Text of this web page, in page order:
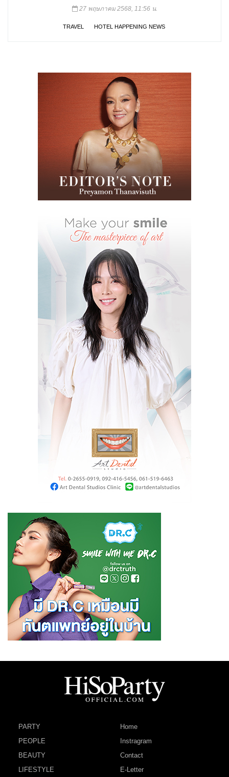
27 พฤษภาคม 2568, 11:56 น.
TRAVEL HOTEL HAPPENING NEWS
PARTY
PEOPLE
BEAUTY
LIFESTYLE
Home
Instragram
Contact
E-Letter